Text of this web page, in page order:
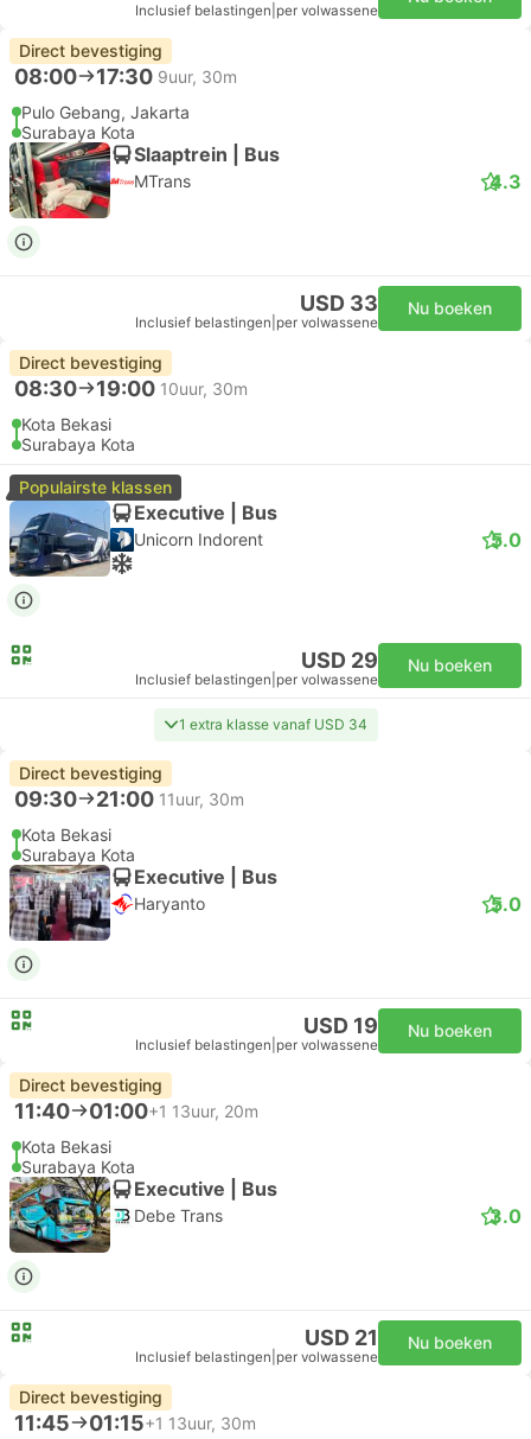
Inclusief belastingen per volwassene
Direct bevestiging
08:00 17:30 9uur, 30m
Pulo Gebang, Jakarta
Surabaya Kota
Slaaptrein | Bus
MTrans 4.3
USD 33
Inclusief belastingen per volwassene
Nu boeken
Direct bevestiging
08:30 19:00 10uur, 30m
Kota Bekasi
Surabaya Kota
Populairste klassen
Executive | Bus
Unicorn Indorent 5.0
USD 29
Inclusief belastingen per volwassene
Nu boeken
1 extra klasse vanaf USD 34
Direct bevestiging
09:30 21:00 11uur, 30m
Kota Bekasi
Surabaya Kota
Executive | Bus
Haryanto 5.0
USD 19
Inclusief belastingen per volwassene
Nu boeken
Direct bevestiging
11:40 01:00+1 13uur, 20m
Kota Bekasi
Surabaya Kota
Executive | Bus
Debe Trans 3.0
USD 21
Inclusief belastingen per volwassene
Nu boeken
Direct bevestiging
11:45 01:15+1 13uur, 30m